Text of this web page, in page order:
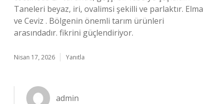
Taneleri beyaz, iri, ovalimsi şekilli ve parlaktır. Elma
ve Ceviz . Bölgenin önemli tarım ürünleri
arasındadır. fikrini güçlendiriyor.
Nisan 17, 2026 Yanıtla
admin